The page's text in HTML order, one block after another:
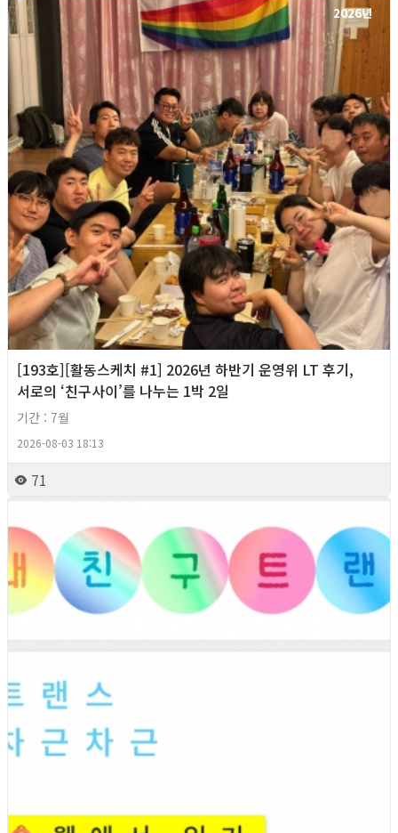
2026년
[193호][활동스케치 #1] 2026년 하반기 운영위 LT 후기,
서로의 ‘친구사이’를 나누는 1박 2일
기간 : 7월
2026-08-03 18:13
71